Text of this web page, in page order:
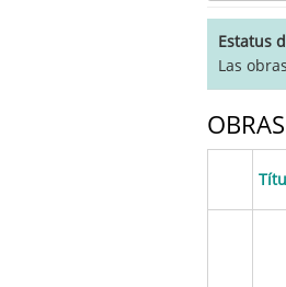
Estatus
Las